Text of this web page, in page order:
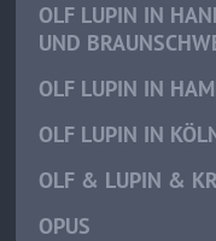
OLF LUPIN IN
UND
OLF LUPIN IN
OLF LUPIN IN
OLF & LUPIN &
OPUS